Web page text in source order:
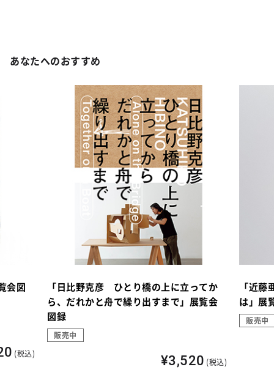
あなたへのおすすめ
会図
(税込)
「日比野克彦 ひとり橋の上に立ってか
ら、だれかと舟で繰り出すまで」展覧会
図録
販売中
¥3,520 (税込)
「近
は」展
販売中